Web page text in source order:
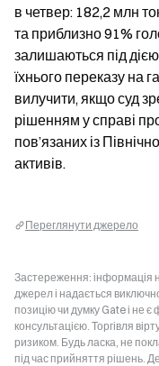
в четвер: 182,2 млн
та приблизно 91%
залишаються під
їхнього переказу на
вилучити, якщо суд
рішенням у справі
пов’язаних із
активів.
Переглянути джерело
Застереження: інформація
джерел і надається
позицію чи думку Gate і не
консультацією. Торгівля
ризиком. Будь ласка, не
під час прийняття рішень.